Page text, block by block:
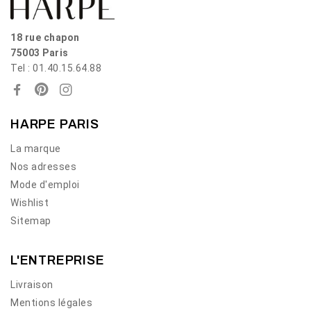
18 rue chapon
75003 Paris
Tel : 01.40.15.64.88
HARPE PARIS
La marque
Nos adresses
Mode d'emploi
Wishlist
Sitemap
L'ENTREPRISE
Livraison
Mentions légales